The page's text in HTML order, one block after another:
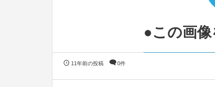
●この画
11年前の投稿 0件